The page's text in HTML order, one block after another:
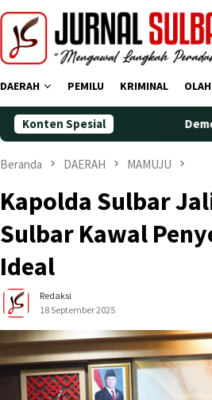
DAERAH PEMILU KRIMINAL
Konten SpesialDemokrat Polman
Beranda DAERAH MAMUJU
Kapolda Sulbar
Sulbar Kawal
Ideal
Redaksi
18 September 2025